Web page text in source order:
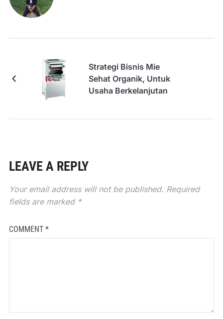
Strategi Bisnis Mie
Sehat Organik, Untuk
Usaha Berkelanjutan
LEAVE A REPLY
Your email address will not be published. Required
fields are marked *
COMMENT *